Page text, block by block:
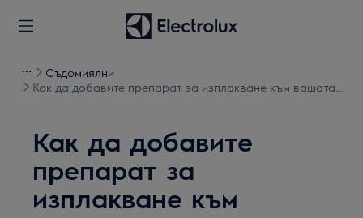
Съдомиялни
Как да добавите препарат за изплакване към вашата
Как да добавите
препарат за
изплакване към